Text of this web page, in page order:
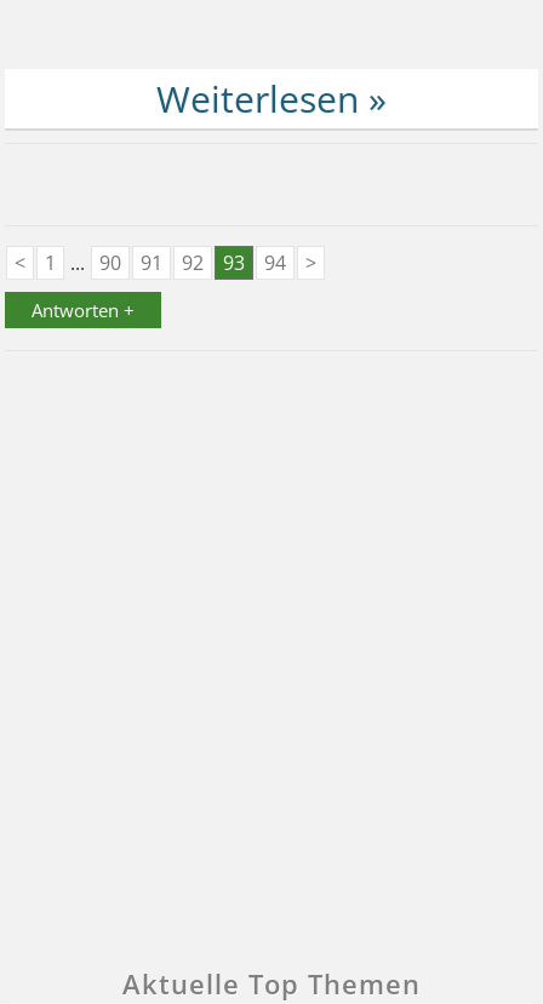
< 1 ... 90 91 92 93 94 >
Antworten +
Aktuelle Top Themen